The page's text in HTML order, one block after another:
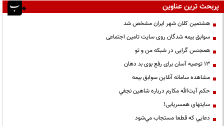
پربحث ترین عناوین
هشتمین کلان شهر ایران مشخص شد
سوابق بیمه شدگان روی سایت تامین اجتماعی
همجنس گرایی در شبکه من و تو
13 توصیه آسان برای رفع بوی بد دهان
مشاهده سامانه آنلاين سوابق بیمه
حكم آيت‌الله مكارم درباره شاهين نجفي
سایتهای همسریابی!
دعايي كه قطعا مستجاب مي‌شود